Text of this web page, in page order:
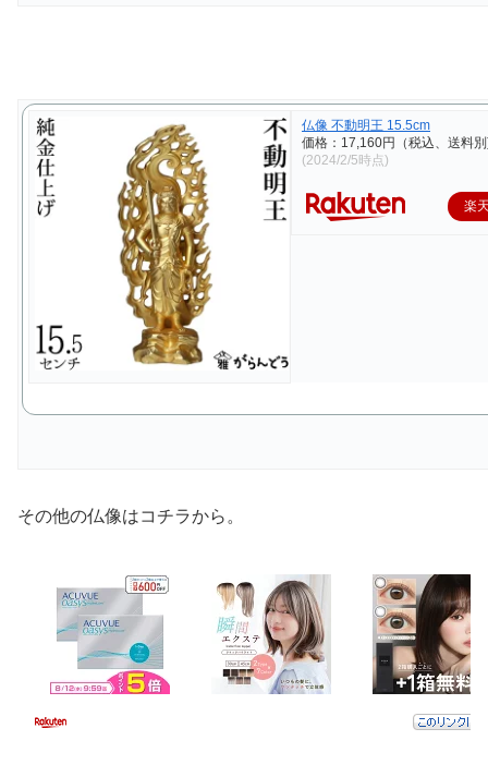
仏像 不動明王 15.5cm
価格：17,160円（税込、送料
(2024/2/5時点)
楽
その他の仏像はコチラから。